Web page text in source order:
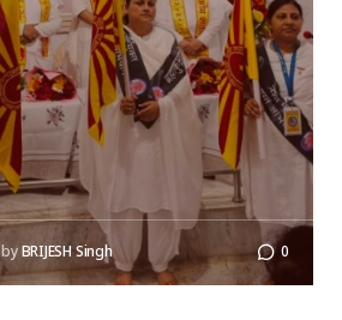
byBRIJESH Singh 0